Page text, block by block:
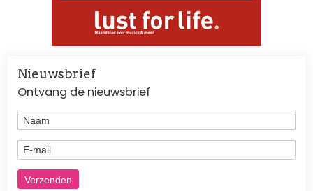
Nieuwsbrief
Ontvang de nieuwsbrief
Naam
E-mail